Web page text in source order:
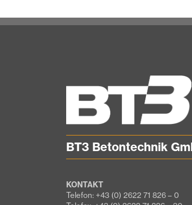
BT3 Betontechnik
KONTAKT
Telefon: +43 (0) 2622 71 826 – 0